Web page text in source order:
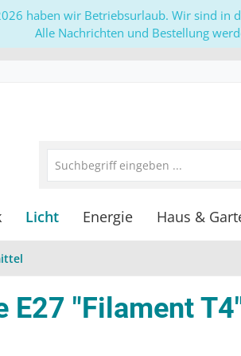
haben wir Betriebsurlaub. Wir sind
Alle Nachrichten und Bestellung
Licht Energie Haus &
E27 "Filament